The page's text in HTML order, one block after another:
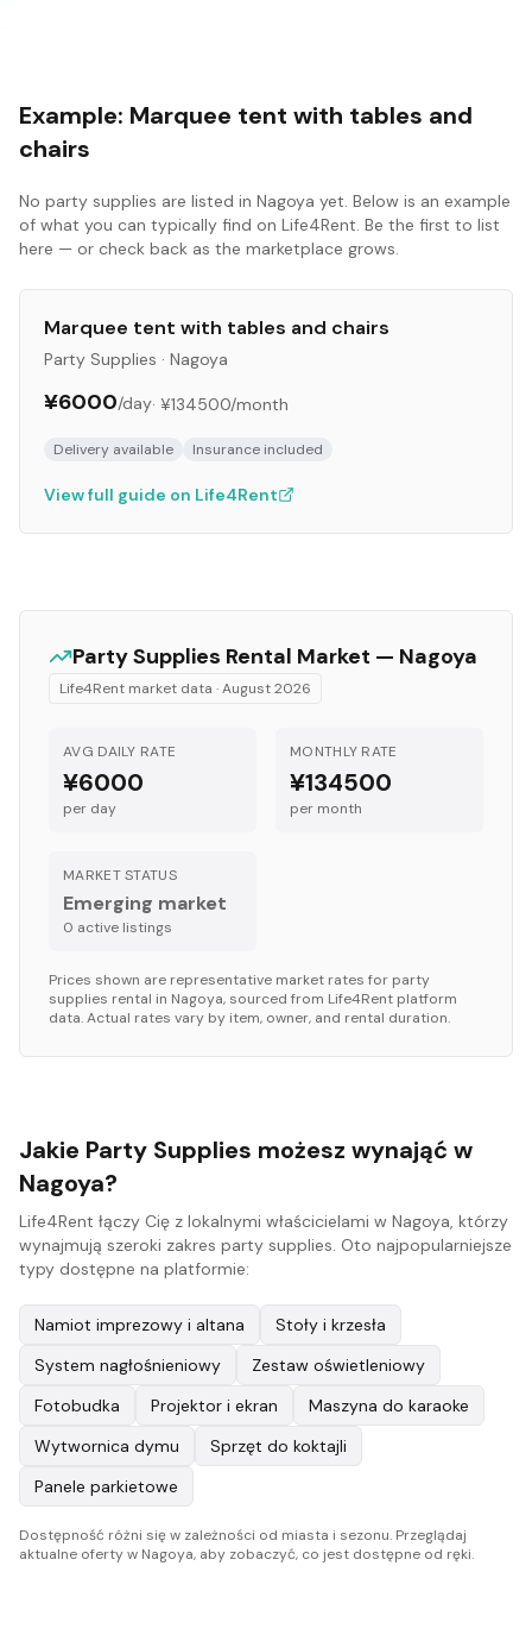
Example: Marquee tent with tables and
chairs
No party supplies are listed in Nagoya yet. Below is an example
of what you can typically find on Life4Rent. Be the first to list
here — or check back as the marketplace grows.
Marquee tent with tables and chairs
Party Supplies · Nagoya
¥6000/day· ¥134500/month
Delivery available Insurance included
View full guide on Life4Rent
Party Supplies Rental Market — Nagoya
Life4Rent market data ·August 2026
AVG DAILY RATE
¥6000
per day
MONTHLY RATE
¥134500
per month
MARKET STATUS
Emerging market
0 active listings
Prices shown are representative market rates for party
supplies rental in Nagoya, sourced from Life4Rent platform
data. Actual rates vary by item, owner, and rental duration.
Jakie Party Supplies możesz wynająć w
Nagoya?
Life4Rent łączy Cię z lokalnymi właścicielami w Nagoya, którzy
wynajmują szeroki zakres party supplies. Oto najpopularniejsze
typy dostępne na platformie:
Namiot imprezowy i altana
Stoły i krzesła
System nagłośnieniowy
Zestaw oświetleniowy
Fotobudka
Projektor i ekran
Maszyna do karaoke
Wytwornica dymu
Sprzęt do koktajli
Panele parkietowe
Dostępność różni się w zależności od miasta i sezonu. Przeglądaj
aktualne oferty w Nagoya, aby zobaczyć, co jest dostępne od ręki.